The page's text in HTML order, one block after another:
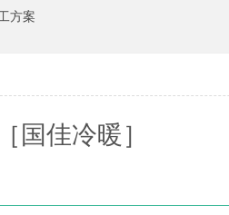
方案
国佳冷暖］